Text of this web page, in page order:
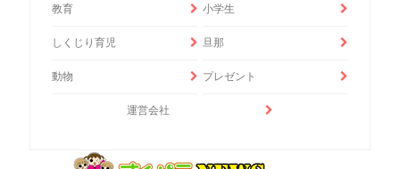
教育 小学生
しくじり育児 旦那
動物 プレゼント
運営会社